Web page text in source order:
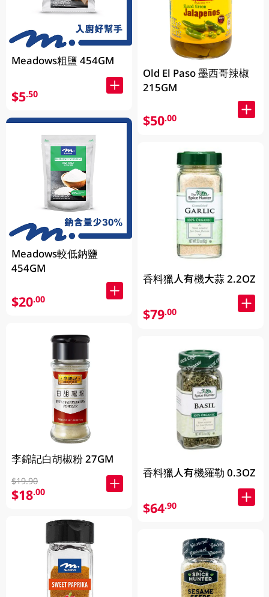
Meadows粗鹽 454GM
$5.50
Meadows較低鈉鹽
454GM
$20.00
李錦記白胡椒粉 27GM
$19.90
$18.00
Old El Paso 墨西哥辣椒
215GM
$50.00
香料獵人有機大蒜 2.2OZ
$79.00
香料獵人有機羅勒 0.3OZ
$64.90